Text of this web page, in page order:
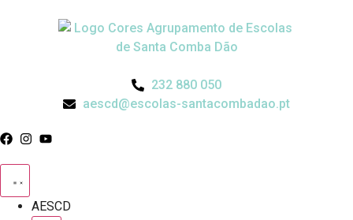
232 880 050
aescd@escolas-santacombadao.pt
AESCD